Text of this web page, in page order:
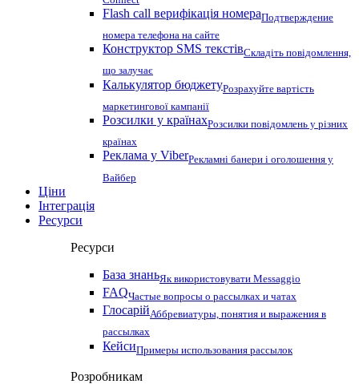
Flash call верифікація номераПодтверждение
номера телефона на сайте
Конструктор SMS текстівСкладіть повідомлення,
що залучає
Калькулятор бюджетуРозрахуйте вартість
маркетингової кампанії
Розсилки у країнахРозсилки повідомлень у різних
країнах
Реклама у ViberРекламні банери і оголошення у
Вайбер
Ціни
Інтеграція
Ресурси
Ресурси
База знаньЯк використовувати Messaggio
FAQЧастые вопросы о рассылках и чатах
ГлосарійАббревиатуры, понятия и выражения в
рассылках
КейсиПримеры использования рассылок
Розробникам